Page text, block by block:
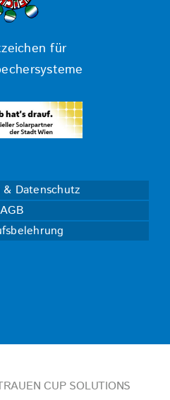
für
& Datenschutz
AGB
CUP SOLUTIONS